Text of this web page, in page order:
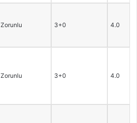
Zorunlu 3+0 4.0
Zorunlu 3+0 4.0